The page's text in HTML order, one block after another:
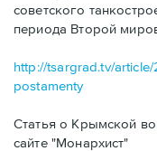
советского
периода Второй
http://tsargrad.tv/
postamenty
Статья о Крымской
сайте "Монархист"